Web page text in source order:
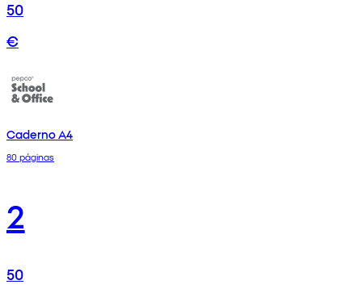
50
€
Caderno A4
80 páginas
2
50